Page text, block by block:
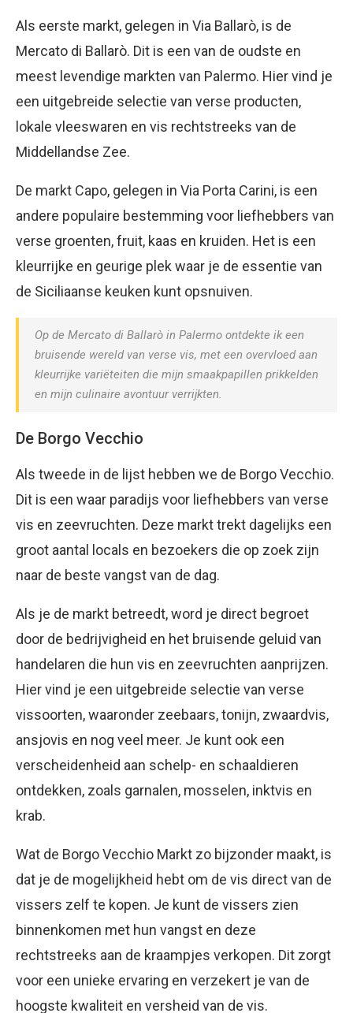
Als eerste markt, gelegen in Via Ballarò, is de
Mercato di Ballarò. Dit is een van de oudste en
meest levendige markten van Palermo. Hier vind je
een uitgebreide selectie van verse producten,
lokale vleeswaren en vis rechtstreeks van de
Middellandse Zee.
De markt Capo, gelegen in Via Porta Carini, is een
andere populaire bestemming voor liefhebbers van
verse groenten, fruit, kaas en kruiden. Het is een
kleurrijke en geurige plek waar je de essentie van
de Siciliaanse keuken kunt opsnuiven.
Op de Mercato di Ballarò in Palermo ontdekte ik een
bruisende wereld van verse vis, met een overvloed aan
kleurrijke variëteiten die mijn smaakpapillen prikkelden
en mijn culinaire avontuur verrijkten.
De Borgo Vecchio
Als tweede in de lijst hebben we de Borgo Vecchio.
Dit is een waar paradijs voor liefhebbers van verse
vis en zeevruchten. Deze markt trekt dagelijks een
groot aantal locals en bezoekers die op zoek zijn
naar de beste vangst van de dag.
Als je de markt betreedt, word je direct begroet
door de bedrijvigheid en het bruisende geluid van
handelaren die hun vis en zeevruchten aanprijzen.
Hier vind je een uitgebreide selectie van verse
vissoorten, waaronder zeebaars, tonijn, zwaardvis,
ansjovis en nog veel meer. Je kunt ook een
verscheidenheid aan schelp- en schaaldieren
ontdekken, zoals garnalen, mosselen, inktvis en
krab.
Wat de Borgo Vecchio Markt zo bijzonder maakt, is
dat je de mogelijkheid hebt om de vis direct van de
vissers zelf te kopen. Je kunt de vissers zien
binnenkomen met hun vangst en deze
rechtstreeks aan de kraampjes verkopen. Dit zorgt
voor een unieke ervaring en verzekert je van de
hoogste kwaliteit en versheid van de vis.